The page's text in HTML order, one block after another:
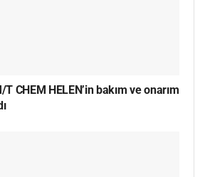
CHEM HELEN’in bakım ve onarım